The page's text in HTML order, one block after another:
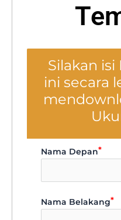
Silakan
ini secara
Nama Depan
Nama Belakang